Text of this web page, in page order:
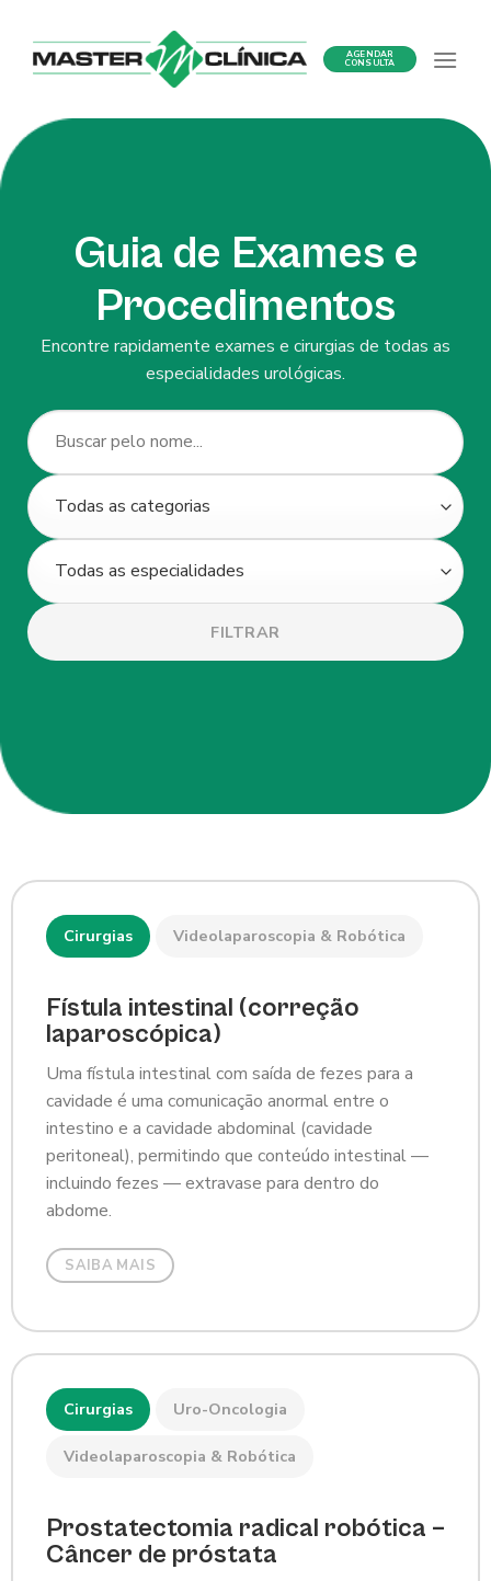
AGENDAR
CONSULTA
Guia de Exames e
Procedimentos
Encontre rapidamente exames e cirurgias de todas as
especialidades urológicas.
FILTRAR
Cirurgias Videolaparoscopia & Robótica
Fístula intestinal (correção
laparoscópica)
Uma fístula intestinal com saída de fezes para a
cavidade é uma comunicação anormal entre o
intestino e a cavidade abdominal (cavidade
peritoneal), permitindo que conteúdo intestinal —
incluindo fezes — extravase para dentro do
abdome.
SAIBA MAIS
Cirurgias Uro-Oncologia
Videolaparoscopia & Robótica
Prostatectomia radical robótica –
Câncer de próstata